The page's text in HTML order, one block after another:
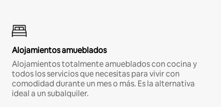
Alojamientos amueblados
Alojamientos totalmente amueblados con cocina y
todos los servicios que necesitas para vivir con
comodidad durante un mes o más. Es la alternativa
ideal a un subalquiler.